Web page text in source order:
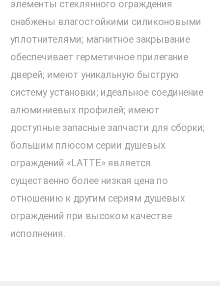
элементы стеклянного ограждения
снабжены влагостойкими силиконовыми
уплотнителями; магнитное закрывание
обеспечивает герметичное прилегание
дверей; имеют уникальную быструю
систему установки; идеальное соединение
алюминиевых профилей; имеют
доступные запасные запчасти для сборки;
большим плюсом серии душевых
ограждений «LATTE» является
существенно более низкая цена по
отношению к другим сериям душевых
ограждений при высоком качестве
исполнения.